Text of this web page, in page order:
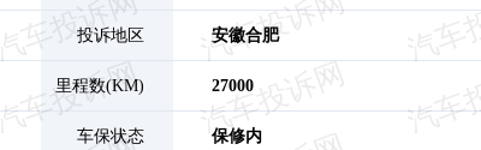
投诉地区 安徽合肥
里程数(KM) 27000
车保状态 保修内